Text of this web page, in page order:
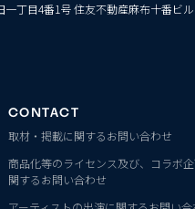
丁目4番1号 住友不動産麻布十番ビル
CONTACT
取材・掲載に関するお問い合わせ
商品化等のライセンス及び、コラボ
関するお問い合わせ